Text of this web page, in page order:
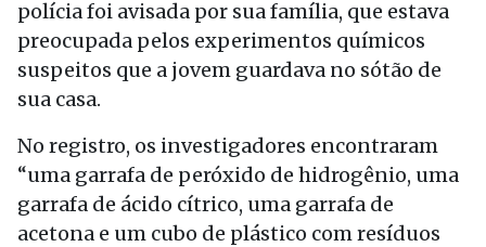
polícia foi avisada por sua família, que estava
preocupada pelos experimentos químicos
suspeitos que a jovem guardava no sótão de
sua casa.
No registro, os investigadores encontraram
“uma garrafa de peróxido de hidrogênio, uma
garrafa de ácido cítrico, uma garrafa de
acetona e um cubo de plástico com resíduos